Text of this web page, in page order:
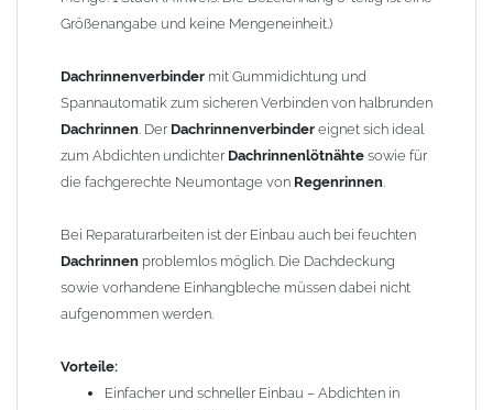
Die Längenausdehnung der
Dachrinnen
wird zuverlässig
aufgenommen
für sicheren Halt
Dachrinnenverbinder montieren – Neubau:
Die beidenDachrinnen durch Einstecken des
Wulstverbindersstabil miteinander verbinden (siehe Bild
DenDachrinnenverbinder zuerst über den hinteren
Wasserfalz einhängen und dann nach vorne in Richtung
Wulst ziehen.
Sicherungsklammer aufbiegen, Wulstklammer über die
anschließend die Sicherungsklammer zubiegen (siehe
Bild 3). Fehlt der Schnappeffekt, dieDachrinnenform
Größenangabe und keine Mengeneinheit.)
Dachrinnenverbinder mit Gummidichtung und
Spannautomatik zum sicheren Verbinden von halbrunden
Dachrinnen. Der Dachrinnenverbinder eignet sich ideal
zum Abdichten undichter Dachrinnenlötnähte sowie für
die fachgerechte Neumontage von Regenrinnen.
Bei Reparaturarbeiten ist der Einbau auch bei feuchten
Dachrinnen problemlos möglich. Die Dachdeckung
sowie vorhandene Einhangbleche müssen dabei nicht
aufgenommen werden.
Vorteile:
Einfacher und schneller Einbau – Abdichten in